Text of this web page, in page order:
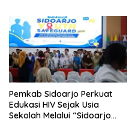
Pemkab Sidoarjo Perkuat
Edukasi HIV Sejak Usia
Sekolah Melalui “Sidoarjo